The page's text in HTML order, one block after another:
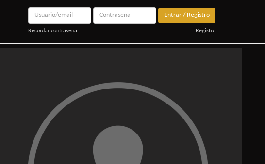
Entrar / Registro
Recordar contraseña Registro